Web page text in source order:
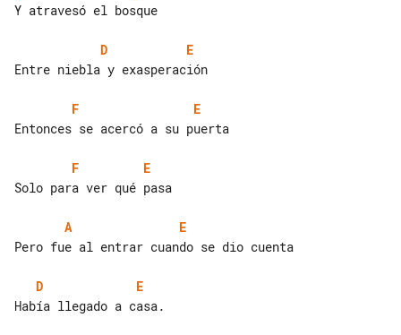
Y atravesó el bosque
D
E
Entre niebla y exasperación
F
E
Entonces se acercó a su puerta
F
E
Solo para ver qué pasa
A
E
Pero fue al entrar cuando se dio cuenta
D
E
Había llegado a casa.